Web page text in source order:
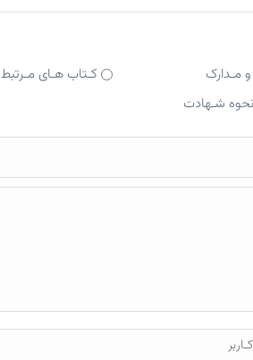
و مـدارک
کـتاب هـای مـرتبط
شـهادت
ارسالی